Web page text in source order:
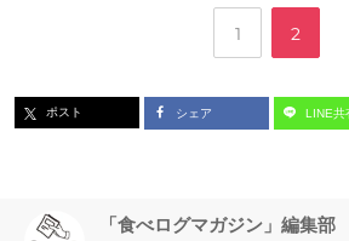
ペ
ジ
1
,
ペ
ジ
2
ポスト シェア LINE共
「食べログマガジン」編集部